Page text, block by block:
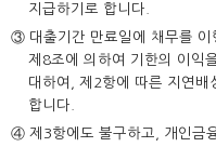
지급하기로 합니다.
③ 대출기간 만료일에 채무를 이
제8조에 의하여 기한의 이익
대하여, 제2항에 따른 지연배
합니다.
④ 제3항에도 불구하고, 개인금